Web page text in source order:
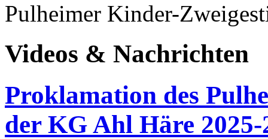
Pulheimer Kinder-
Videos & Nachrichten
Proklamation des
der KG Ahl Häre 2025-